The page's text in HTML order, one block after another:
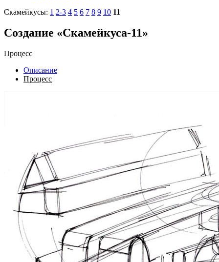
Скамейкусы: 1 2-3 4 5 6 7 8 9 10 11
Создание «Скамейкуса-11»
Процесс
Описание
Процесс